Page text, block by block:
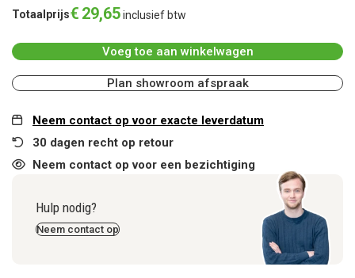
Totaalprijs€ 29,65inclusief btw
Voeg toe aan winkelwagen
Plan showroom afspraak
Neem contact op voor exacte leverdatum
30 dagen recht op retour
Neem contact op voor een bezichtiging
Hulp nodig?
Neem contact op